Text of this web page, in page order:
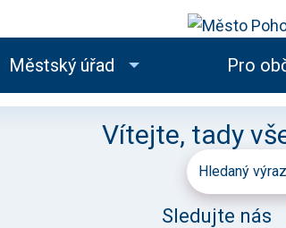
Městský úřad Pro
Vítejte, tady
Hledaný výraz
Sledujte nás